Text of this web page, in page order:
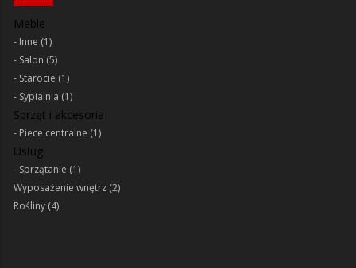
Meble
Inne (1)
Salon (5)
Starocie (1)
Sypialnia (1)
Sprzęt i akcesoria
Piece centralne (1)
Usługi
Sprzątanie (1)
Wyposażenie wnętrz (2)
Rośliny (4)